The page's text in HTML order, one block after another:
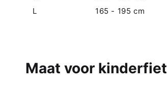
L
165 - 195 cm
Maat voor